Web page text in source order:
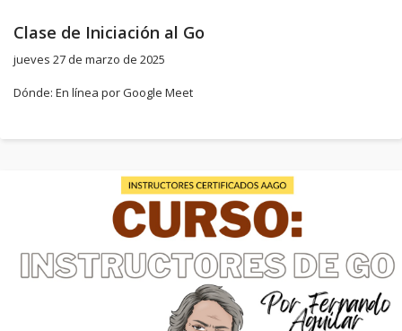
Clase de Iniciación al Go
jueves 27 de marzo de 2025
Dónde: En línea por Google Meet